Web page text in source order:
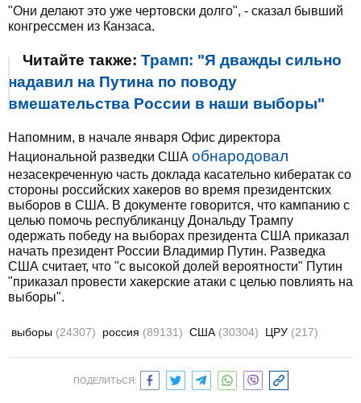
"Они делают это уже чертовски долго", - сказал бывший
конгрессмен из Канзаса.
Читайте также: Трамп: "Я дважды сильно
надавил на Путина по поводу
вмешательства России в наши выборы"
Напомним, в начале января Офис директора
Национальной разведки США обнародовал
незасекреченную часть доклада касательно кибератак со
стороны российских хакеров во время президентских
выборов в США. В документе говорится, что кампанию с
целью помочь республиканцу Дональду Трампу
одержать победу на выборах президента США приказал
начать президент России Владимир Путин. Разведка
США считает, что "с высокой долей вероятности" Путин
"приказал провести хакерские атаки с целью повлиять на
выборы".
выборы (24307) россия (89131) США (30304) ЦРУ (217)
ПОДЕЛИТЬСЯ: